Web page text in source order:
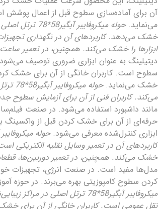
آن برای آماده‌سازی سطوح قبل از اعمال پوشش
می‌نماید.
حوله
خشک می‌دهد. کاربردهای آن در نگهداری
ابزارها را خشک می‌کند. همچنین، در تعمیر
دیتیلینگ به عنوان ابزاری ضروری توصیف
سطوح است. کاربران خانگی از آن برای خشک
خشک می‌نماید.
می‌کند. کاربران فنی از آن برای آزمایش سطوح
مانند داشبورد استفاده می‌شود. در صنعت
حرفه‌ای از آن برای خشک کردن قبل از واکسینگ
ابزاری کنترل‌شده معرفی می‌شود.
کاربردهای آن در تعمیر وسایل نقلیه الکتریکی
خشک می‌کند. همچنین، در تعمیر دوربین‌ها،
مدل‌ها مفید است. در صنعت انرژی، تجهیزات
کردن سطوح کامپوزیتی بهره می‌برند. در حوزه
میکروفایبر آبگیر58*78
نقل عمومی است. کاربران خانگی از آن برای